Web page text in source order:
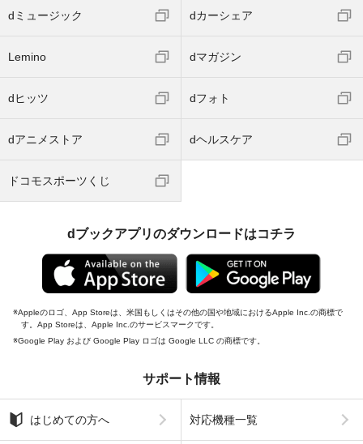
dミュージック dカーシェア
Lemino dマガジン
dヒッツ dフォト
dアニメストア dヘルスケア
ドコモスポーツくじ
dブックアプリのダウンロードはコチラ
Appleのロゴ、App Storeは、米国もしくはその他の国や地域におけるApple Inc.の商標で
す。App Storeは、Apple Inc.のサービスマークです。
Google Play および Google Play ロゴは Google LLC の商標です。
サポート情報
はじめての方へ 対応機種一覧